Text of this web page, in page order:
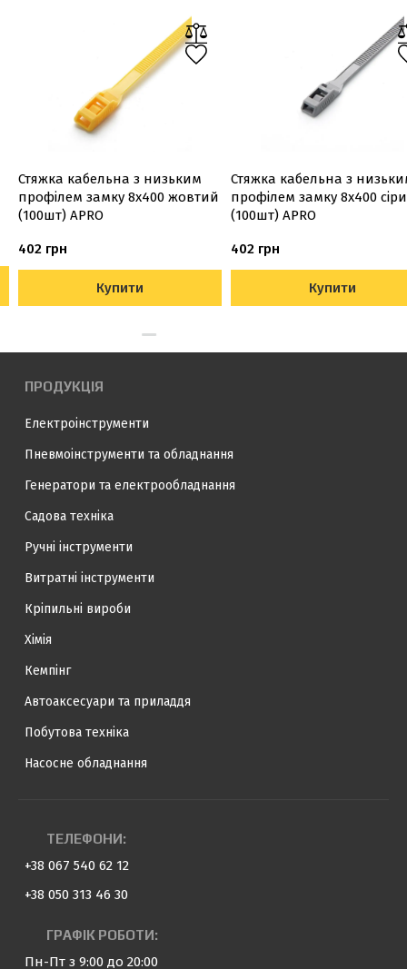
Стяжка кабельна з низьким
профілем замку 8x400 жовтий
(100шт) APRO
402 грн
Купити
Стяжка кабельна з
профілем замку 8x400
(100шт) APRO
402 грн
Купити
ПРОДУКЦІЯ
Електроінструменти
Пневмоінструменти та обладнання
Генератори та електрообладнання
Садова техніка
Ручні інструменти
Витратні інструменти
Кріпильні вироби
Хімія
Кемпінг
Автоаксесуари та приладдя
Побутова техніка
Насосне обладнання
ТЕЛЕФОНИ:
+38 067 540 62 12
+38 050 313 46 30
ГРАФІК РОБОТИ:
Пн-Пт з 9:00 до 20:00